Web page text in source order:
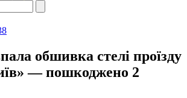
обшивка стелі проїзду
— пошкоджено 2